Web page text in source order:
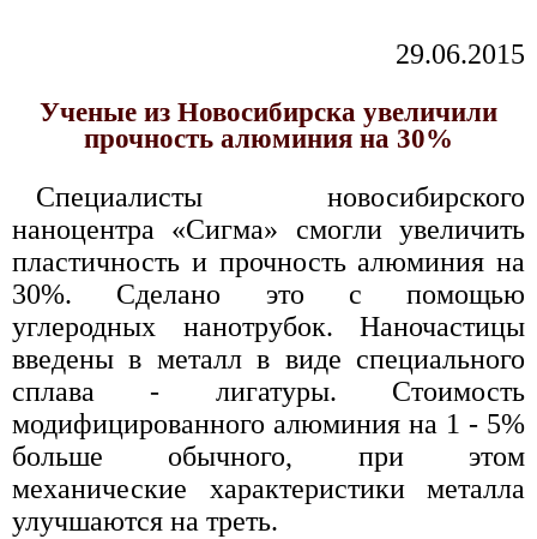
29.06.2015
Ученые из Новосибирска увеличили
прочность алюминия на 30%
Специалисты новосибирского
наноцентра «Сигма» смогли увеличить
пластичность и прочность алюминия на
30%. Сделано это с помощью
углеродных нанотрубок. Наночастицы
введены в металл в виде специального
сплава - лигатуры. Стоимость
модифицированного алюминия на 1 - 5%
больше обычного, при этом
механические характеристики металла
улучшаются на треть.